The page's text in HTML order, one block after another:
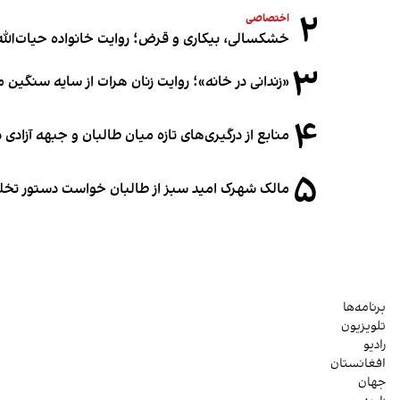
۲ اختصاصی
خشکسالی، بیکاری و قرض؛ روایت خانواده
۳«زندانی در خانه»؛ روایت زنان هرات از سایه
۴ منابع از درگیری‌های تازه میان طالبان و جبهه
۵ مالک شهرک امید سبز از طالبان خواست دستور
برنامه‌ها
تلویزیون
رادیو
افغانستان
جهان